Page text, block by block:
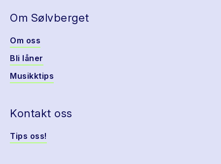
Om Sølvberget
Om oss
Bli låner
Musikktips
Kontakt oss
Tips oss!